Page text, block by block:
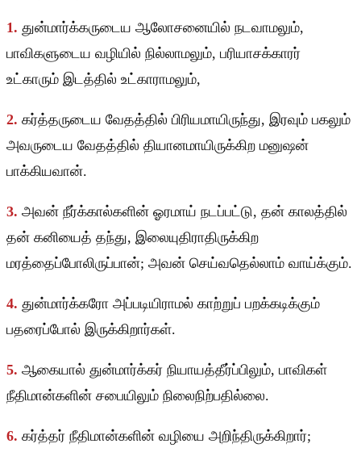
1. துன்மார்க்கருடைய ஆலோசனையில் நடவாமலும்,
பாவிகளுடைய வழியில் நில்லாமலும், பரியாசக்காரர்
உட்காரும் இடத்தில் உட்காராமலும்,
2. கர்த்தருடைய வேதத்தில் பிரியமாயிருந்து, இரவும் பகலும்
அவருடைய வேதத்தில் தியானமாயிருக்கிற மனுஷன்
பாக்கியவான்.
3. அவன் நீர்க்கால்களின் ஓரமாய் நடப்பட்டு, தன் காலத்தில்
தன் கனியைத் தந்து, இலையுதிராதிருக்கிற
மரத்தைப்போலிருப்பான்; அவன் செய்வதெல்லாம் வாய்க்கும்.
4. துன்மார்க்கரோ அப்படியிராமல் காற்றுப் பறக்கடிக்கும்
பதரைப்போல் இருக்கிறார்கள்.
5. ஆகையால் துன்மார்க்கர் நியாயத்தீர்ப்பிலும், பாவிகள்
நீதிமான்களின் சபையிலும் நிலைநிற்பதில்லை.
6. கர்த்தர் நீதிமான்களின் வழியை அறிந்திருக்கிறார்;